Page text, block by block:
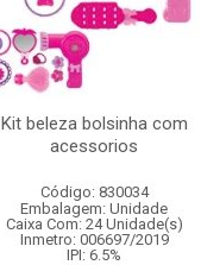
Kit beleza bolsinha com
acessorios
Código: 830034
Embalagem: Unidade
Caixa Com: 24 Unidade(s)
Inmetro: 006697/2019
IPI: 6.5%